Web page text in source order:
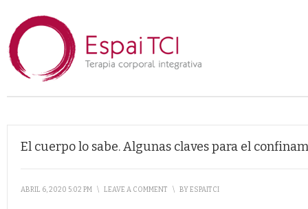
El cuerpo lo sabe. Algunas claves para el
ABRIL 6, 2020 5:02 PM \ LEAVE A COMMENT \ BYESPAITCI